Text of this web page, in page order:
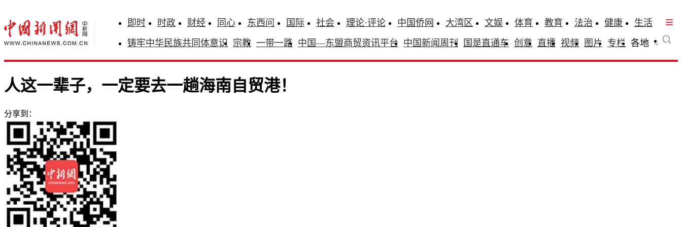
即时 时政 财经 同心 东西问 国际 社会 理论·评论 中国侨网 大湾区 文娱 体育 教育 法治 健康
生活
铸牢中华民族共同体意识 宗教 一带一路 中国—东盟商贸资讯平台 中国新闻周刊 国是直通车 创意 直播 视频 图片 专栏 各地
人这一辈子，一定要去一趟海南自贸港！
分享到：